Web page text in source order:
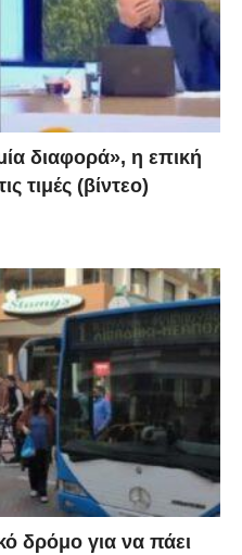
διαφορά», η επική
τιμές (βίντεο)
δρόμο για να πάει